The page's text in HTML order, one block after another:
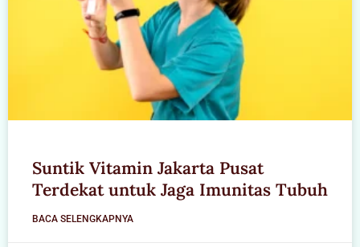
Suntik Vitamin Jakarta Pusat
Terdekat untuk Jaga Imunitas Tubuh
BACA SELENGKAPNYA